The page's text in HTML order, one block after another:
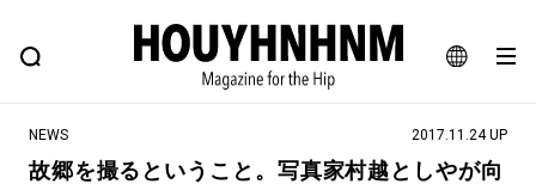
JA
EN
FEATURE BLOG SNAP
ヒップなファッション、カルチャー、ライフスタイルWEBマガジン
NEWS 2017.11.24 UP
故郷を撮るということ。写真家村越としやが向